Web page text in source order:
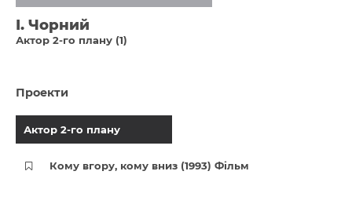
І. Чорний
Актор 2-го плану (1)
Проекти
Актор 2-го плану
Кому вгору, кому вниз (1993) Фільм